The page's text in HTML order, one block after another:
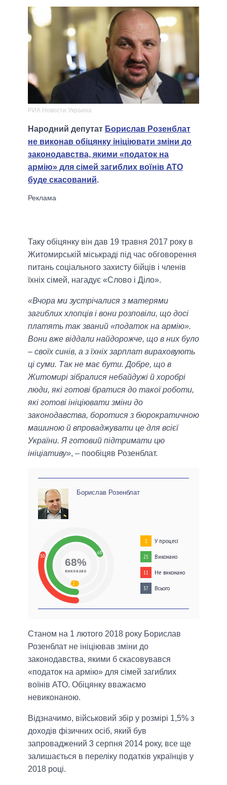
РИА Новости Украина
Народний депутат Борислав Розенблат
не виконав обіцянку ініціювати зміни до
законодавства, якими «податок на
армію» для сімей загиблих воїнів АТО
буде скасований.
Таку обіцянку він дав 19 травня 2017 року в
Житомирській міськраді під час обговорення
питань соціального захисту бійців і членів
їхніх сімей, нагадує «Слово і Діло».
«Вчора ми зустрічалися з матерями
загиблих хлопців і вони розповіли, що досі
платять так званий «податок на армію».
Вони вже віддали найдорожче, що в них було
– своїх синів, а з їхніх зарплат вираховують
ці суми. Так не має бути. Добре, що в
Житомирі зібралися небайдужі й хоробрі
люди, які готові братися до такої роботи,
які готові ініціювати зміни до
законодавства, боротися з бюрократичною
машиною й впроваджувати це для всієї
України. Я готовий підтримати цю
ініціативу», – пообіцяв Розенблат.
Борислав Розенблат
30
68
2
68%
виконано
1 У процесі
25 Виконано
11 Не виконано
37 Всього
Станом на 1 лютого 2018 року Борислав
Розенблат не ініціював зміни до
законодавства, якими б скасовувався
«податок на армію» для сімей загиблих
воїнів АТО. Обіцянку вважаємо
невиконаною.
Відзначимо, військовий збір у розмірі 1,5% з
доходів фізичних осіб, який був
запроваджений 3 серпня 2014 року, все ще
залишається в переліку податків українців у
2018 році.